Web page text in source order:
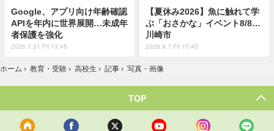
Google、アプリ向け年齢確認
APIを年内に世界展開…未成年
者保護を強化
2026.7.31 Fri 13:45
【夏休み2026】魚に触れて学
ぶ「おさかな」イベント8/8…
川崎市
2026.8.7 Fri 10:45
ホーム › 教育・受験 › 高校生 › 記事 › 写真・画像
TOP